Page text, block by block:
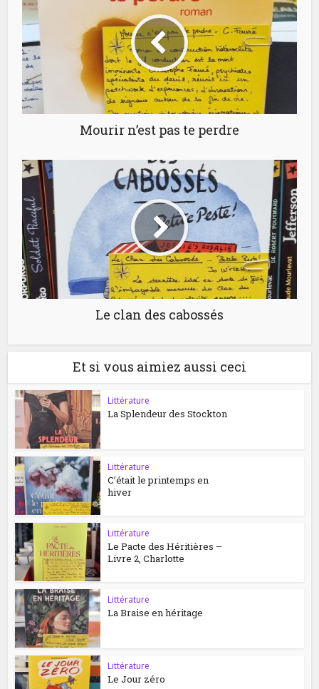
Mourir n’est pas te perdre
Le clan des cabossés
Et si vous aimiez aussi ceci
Littérature
La Splendeur des Stockton
Littérature
C’était le printemps en
hiver
Littérature
Le Pacte des Héritières –
Livre 2, Charlotte
Littérature
La Braise en héritage
Littérature
Le Jour zéro